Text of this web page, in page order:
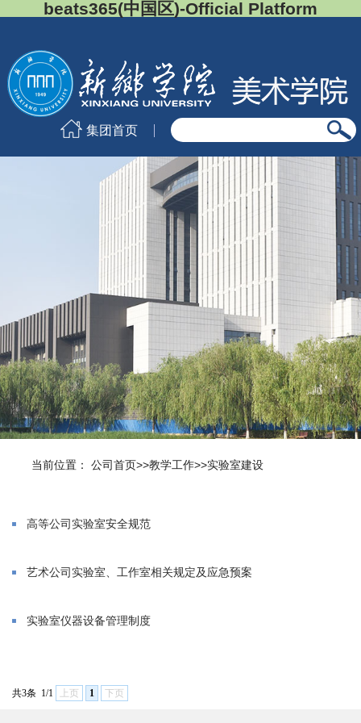
beats365(中国区)-Official Platform
集团首页
当前位置： 公司首页>>教学工作>>实验室建设
高等公司实验室安全规范
艺术公司实验室、工作室相关规定及应急预案
实验室仪器设备管理制度
共3条 1/1 上页 1 下页